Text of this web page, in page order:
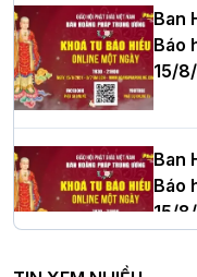
Thượng tọa Thích
cử tân Trưởng ban Trị
Hà Nội: Tăng Ni
nghiêm tác pháp
Ban
Báo
15/
Ban
Báo
15/